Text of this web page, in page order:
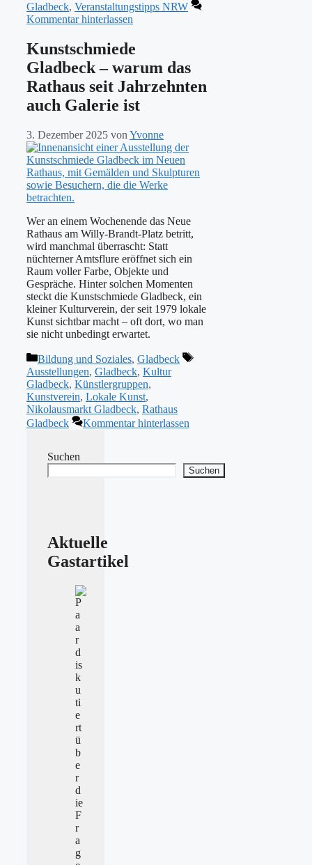
Gladbeck, Veranstaltungstipps NRW
Kommentar hinterlassen
Kunstschmiede
Gladbeck – warum das
Rathaus seit Jahrzehnten
auch Galerie ist
3. Dezember 2025 von Yvonne
Wer an einem Wochenende das Neue
Rathaus am Willy-Brandt-Platz betritt,
wird manchmal überrascht: Statt
nüchterner Amtsflure eröffnet sich ein
Raum voller Farbe, Objekte und
Gespräche. Hinter solchen Momenten
steckt die Kunstschmiede Gladbeck, ein
kleiner Kulturverein, der seit 1979 lokale
Kunst sichtbar macht – oft dort, wo man
sie nicht unbedingt erwartet.
Kategorien
Bildung und Soziales, Gladbeck
Schlagwörter
Ausstellungen, Gladbeck, Kultur
Gladbeck, Künstlergruppen,
Kunstverein, Lokale Kunst,
Nikolausmarkt Gladbeck, Rathaus
Gladbeck
Kommentar hinterlassen
Suchen
Suchen
Aktuelle
Gastartikel